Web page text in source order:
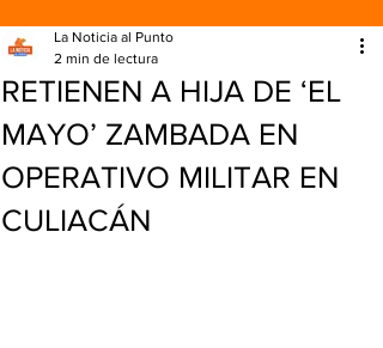
RETIENEN A HIJA DE ‘EL
MAYO’ ZAMBADA EN
OPERATIVO MILITAR EN
CULIACÁN
La Noticia al Punto
2 min de lectura